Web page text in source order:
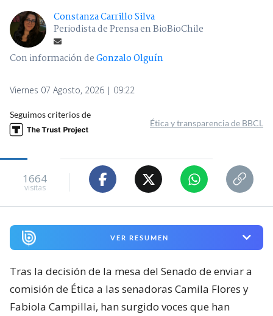
Constanza Carrillo Silva
Periodista de Prensa en BioBioChile
Con información deGonzalo Olguín
Viernes 07 Agosto, 2026 | 09:22
Seguimos criterios de
Ética y transparencia de BBCL
1664
visitas
VER RESUMEN
Tras la decisión de la mesa del Senado de enviar a
comisión de Ética a las senadoras Camila Flores y
Fabiola Campillai, han surgido voces que han